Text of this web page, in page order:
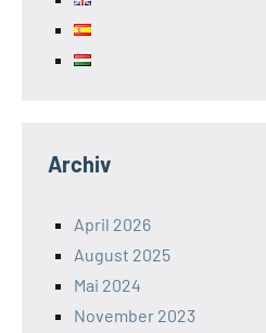
Archiv
April 2026
August 2025
Mai 2024
November 2023